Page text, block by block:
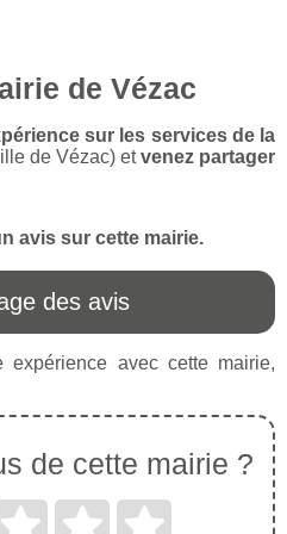
de Vézac
sur les services de la
de Vézac) etvenez partager
avis sur cette mairie.
des avis
avec cette mairie,
de cette mairie ?